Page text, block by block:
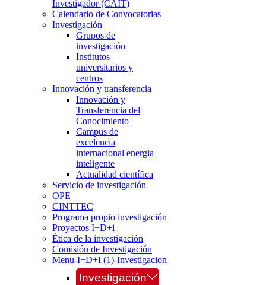
Investigador (CAIT)
Calendario de Convocatorias
Investigación
Grupos de
investigación
Institutos
universitarios y
centros
Innovación y transferencia
Innovación y
Transferencia del
Conocimiento
Campus de
excelencia
internacional energia
inteligente
Actualidad científica
Servicio de investigación
OPE
CINTTEC
Programa propio investigación
Proyectos I+D+i
Ética de la investigación
Comisión de Investigación
Menu-I+D+I (1)-Investigacion
Investigación